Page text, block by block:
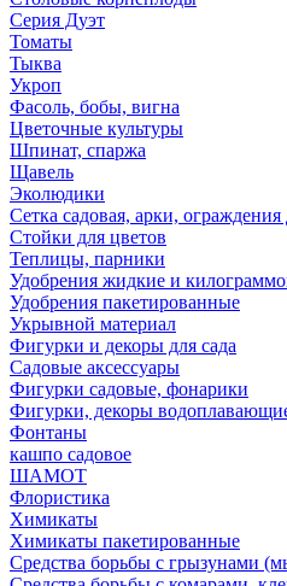
Серия Дуэт
Томаты
Тыква
Укроп
Фасоль, бобы, вигна
Цветочные культуры
Шпинат, спаржа
Щавель
Эколюдики
Сетка садовая, арки,
Стойки для цветов
Теплицы, парники
Удобрения жидкие и
Удобрения пакетированные
Укрывной материал
Фигурки и декоры для сада
Садовые аксессуары
Фигурки садовые, фонарики
Фигурки, декоры
Фонтаны
кашпо садовое
ШАМОТ
Флористика
Химикаты
Химикаты пакетированные
Средства борьбы с грызунами